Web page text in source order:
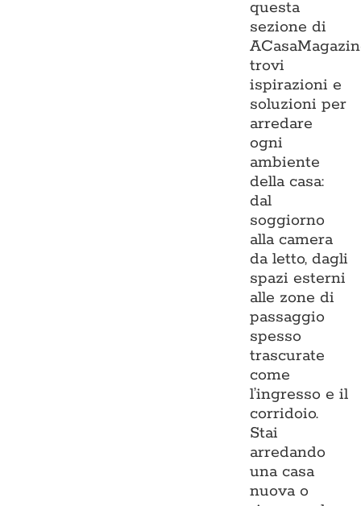
questa
sezione di
trovi
ispirazioni e
soluzioni per
arredare
ogni
ambiente
della casa:
dal
soggiorno
alla camera
da letto, dagli
spazi esterni
alle zone di
passaggio
spesso
trascurate
come
l’ingresso e il
corridoio.
Stai
arredando
una casa
nuova o